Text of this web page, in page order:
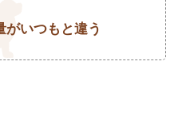
がいつもと違う